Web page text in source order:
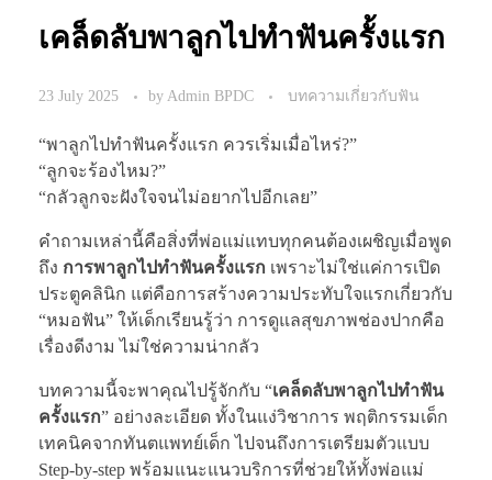
เคล็ดลับพาลูกไปทำฟันครั้งแรก
23 July 2025 by Admin BPDC บทความเกี่ยวกับฟัน
“พาลูกไปทำฟันครั้งแรก ควรเริ่มเมื่อไหร่?”
“ลูกจะร้องไหม?”
“กลัวลูกจะฝังใจจนไม่อยากไปอีกเลย”
คำถามเหล่านี้คือสิ่งที่พ่อแม่แทบทุกคนต้องเผชิญเมื่อพูด
ถึง การพาลูกไปทำฟันครั้งแรก เพราะไม่ใช่แค่การเปิด
ประตูคลินิก แต่คือการสร้างความประทับใจแรกเกี่ยวกับ
“หมอฟัน” ให้เด็กเรียนรู้ว่า การดูแลสุขภาพช่องปากคือ
เรื่องดีงาม ไม่ใช่ความน่ากลัว
บทความนี้จะพาคุณไปรู้จักกับ “เคล็ดลับพาลูกไปทำฟัน
ครั้งแรก” อย่างละเอียด ทั้งในแง่วิชาการ พฤติกรรมเด็ก
เทคนิคจากทันตแพทย์เด็ก ไปจนถึงการเตรียมตัวแบบ
Step-by-step พร้อมแนะแนวบริการที่ช่วยให้ทั้งพ่อแม่